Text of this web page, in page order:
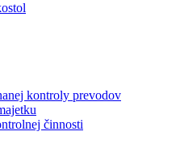
kontroly prevodov
činnosti